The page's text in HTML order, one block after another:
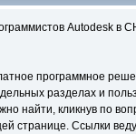
Autodesk в
программное
разделах и
найти, кликнув по
странице. Ссылки